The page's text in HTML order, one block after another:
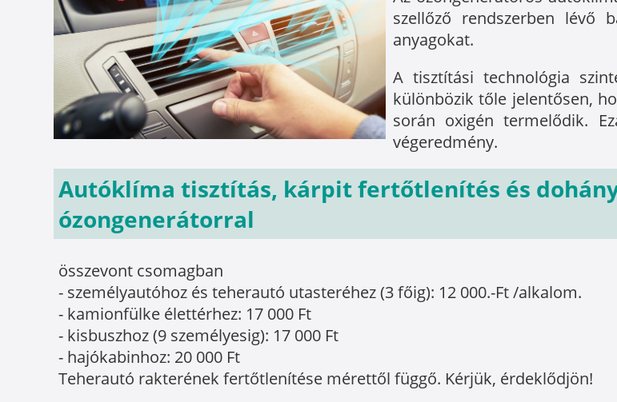
szellőző rendszerben lévő
anyagokat.
A tisztítási technológia
különbözik tőle jelentősen,
során oxigén termelődik.
végeredmény.
Autóklíma tisztítás, kárpit fertőtlenítés és
ózongenerátorral
összevont csomagban
- személyautóhoz és teherautó utasteréhez (3 főig): 12 000.-Ft /alkalom.
- kamionfülke élettérhez: 17 000 Ft
- kisbuszhoz (9 személyesig): 17 000 Ft
- hajókabinhoz: 20 000 Ft
Teherautó rakterének fertőtlenítése mérettől függő. Kérjük, érdeklődjön!